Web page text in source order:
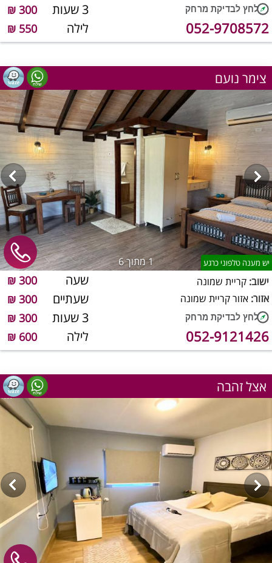
3 שעות 300 ₪
לילה 550 ₪ 052-9708572
צימר נועם
1מתוך 6 יש מענה טלפוני כרגע
שעה 300 ₪
שעתיים 300 ₪
3 שעות 300 ₪
לילה 600 ₪
ישוב: קריית שמונה
אזור: אזור קריית שמונה
052-9121426
אצל זהבה